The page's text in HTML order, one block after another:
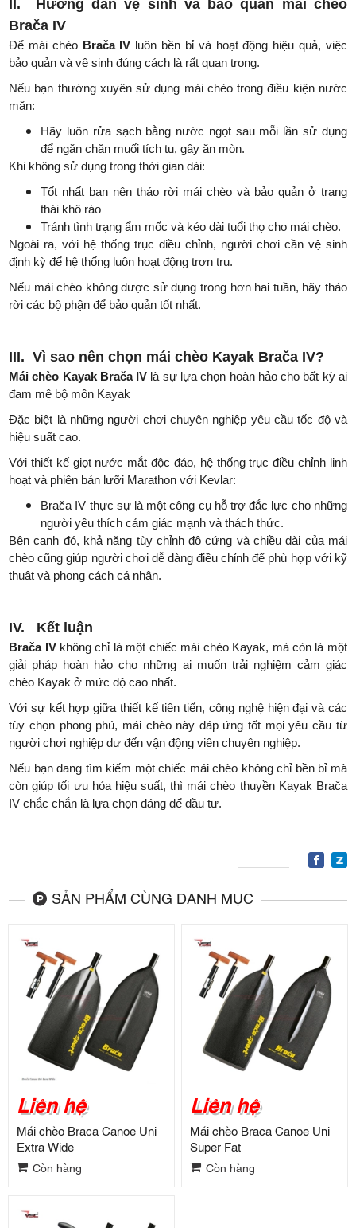
II.
Hướng dẫn vệ sinh và bảo quản mái chèo
Brača IV
Để mái chèo Brača IV luôn bền bỉ và hoạt động hiệu quả, việc
bảo quản và vệ sinh đúng cách là rất quan trọng.
Nếu bạn thường xuyên sử dụng mái chèo trong điều kiện nước
mặn:
Hãy luôn rửa sạch bằng nước ngọt sau mỗi lần sử dụng
để ngăn chặn muối tích tụ, gây ăn mòn.
Khi không sử dụng trong thời gian dài:
Tốt nhất bạn nên tháo rời mái chèo và bảo quản ở trạng
thái khô ráo
Tránh tình trạng ẩm mốc và kéo dài tuổi thọ cho mái chèo.
Ngoài ra, với hệ thống trục điều chỉnh, người chơi cần vệ sinh
định kỳ để hệ thống luôn hoạt động trơn tru.
Nếu mái chèo không được sử dụng trong hơn hai tuần, hãy tháo
rời các bộ phận để bảo quản tốt nhất.
III.Vì sao nên chọn mái chèo Kayak Brača IV?
Mái chèo Kayak Brača IV là sự lựa chọn hoàn hảo cho bất kỳ ai
đam mê bộ môn Kayak
Đặc biệt là những người chơi chuyên nghiệp yêu cầu tốc độ và
hiệu suất cao.
Với thiết kế giọt nước mắt độc đáo, hệ thống trục điều chỉnh linh
hoạt và phiên bản lưỡi Marathon với Kevlar:
Brača IV thực sự là một công cụ hỗ trợ đắc lực cho những
người yêu thích cảm giác mạnh và thách thức.
Bên cạnh đó, khả năng tùy chỉnh độ cứng và chiều dài của mái
chèo cũng giúp người chơi dễ dàng điều chỉnh để phù hợp với kỹ
thuật và phong cách cá nhân.
IV. Kết luận
Brača IVkhông chỉ là một chiếc mái chèo Kayak, mà còn là một
giải pháp hoàn hảo cho những ai muốn trải nghiệm cảm giác
chèo Kayak ở mức độ cao nhất.
Với sự kết hợp giữa thiết kế tiên tiến, công nghệ hiện đại và các
tùy chọn phong phú, mái chèo này đáp ứng tốt mọi yêu cầu từ
người chơi nghiệp dư đến vận động viên chuyên nghiệp.
Nếu bạn đang tìm kiếm một chiếc mái chèo không chỉ bền bỉ mà
còn giúp tối ưu hóa hiệu suất, thì mái chèo thuyền Kayak Brača
IV chắc chắn là lựa chọn đáng để đầu tư.
SẢN PHẨM CÙNG DANH MỤC
Liên hệ
Mái chèo Braca Canoe Uni
Extra Wide
Còn hàng
Liên hệ
Mái chèo Braca Canoe Uni
Super Fat
Còn hàng